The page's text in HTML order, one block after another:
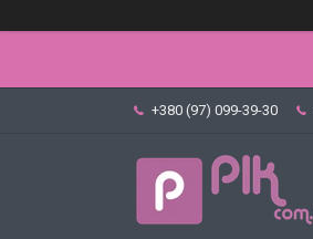
+380 (97) 099-39-30